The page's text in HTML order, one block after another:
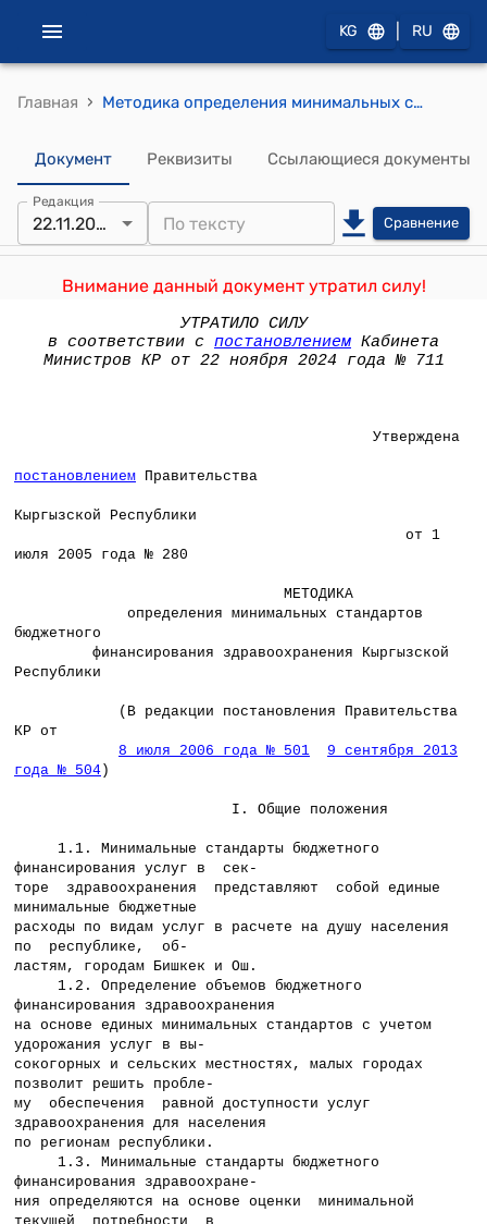
KG RU
Главная › Методика определения минимальных стандартов бюджетного финансирования здравоохранения Кыргызской Республики (утверждена постановлением Правительства КР от 1 июля 2005 года № 280)
Документ Реквизиты Ссылающиеся документы
Редакция
22.11.2024 Сравнение
Внимание данный документ утратил силу!